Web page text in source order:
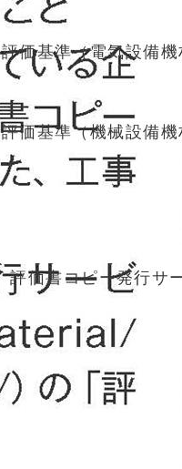
評価基準（電気設備
評価基準（機械設備
評価書コピー発行サ